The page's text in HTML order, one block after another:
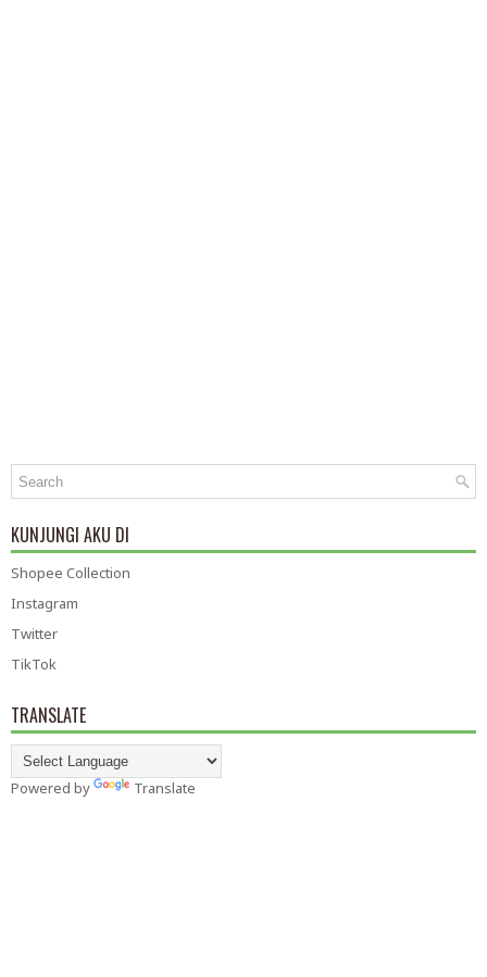
KUNJUNGI AKU DI
Shopee Collection
Instagram
Twitter
TikTok
TRANSLATE
Powered by Translate